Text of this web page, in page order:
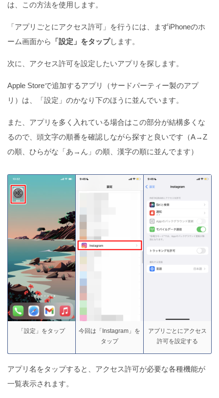
は、この方法を使用します。
「アプリごとにアクセス許可」を行うには、まずiPhoneのホ
ーム画面から
「設定」をタップします。
次に、アクセス許可を設定したいアプリを探します。
Apple Storeで追加するアプリ（サードパーティー製のアプ
リ）は、「設定」のかなり下のほうに並んでいます。
また、アプリを多く入れている場合はこの部分が結構多くな
るので、頭文字の順番を確認しながら探すと良いです（A→Z
の順、ひらがな「あ→ん」の順、漢字の順に並んでます）
「設定」をタップ
今回は「Instagram」を
タップ
アプリごとにアクセス
許可を設定する
アプリ名をタップすると、アクセス許可が必要な各種機能が
一覧表示されます。